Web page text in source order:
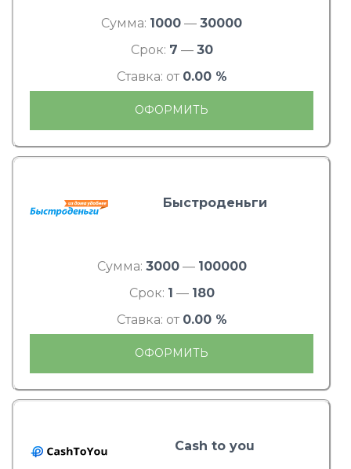
Сумма: 1000 — 30000
Срок: 7 — 30
Ставка: от 0.00 %
ОФОРМИТЬ
Быстроденьги
Сумма: 3000— 100000
Срок: 1 — 180
Ставка: от 0.00 %
ОФОРМИТЬ
Cash to you